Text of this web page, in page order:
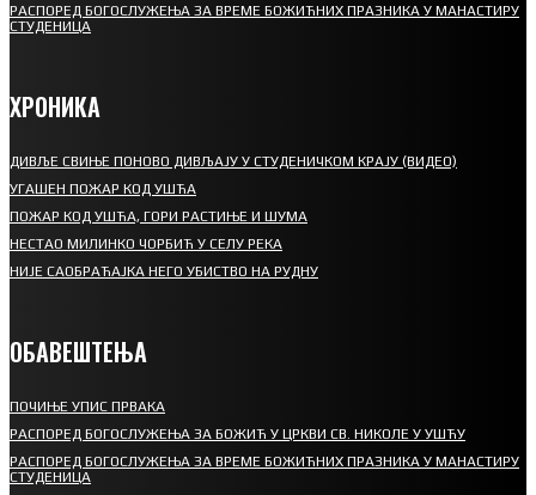
РАСПОРЕД БОГОСЛУЖЕЊА ЗА ВРЕМЕ БОЖИЋНИХ ПРАЗНИКА У МАНАСТИРУ
СТУДЕНИЦА
ХРОНИКА
ДИВЉЕ СВИЊЕ ПОНОВО ДИВЉАЈУ У СТУДЕНИЧКОМ КРАЈУ (ВИДЕО)
УГАШЕН ПОЖАР КОД УШЋА
ПОЖАР КОД УШЋА, ГОРИ РАСТИЊЕ И ШУМА
НЕСТАО МИЛИНКО ЧОРБИЋ У СЕЛУ РЕКА
НИЈЕ САОБРАЋАЈКА НЕГО УБИСТВО НА РУДНУ
ОБАВЕШТЕЊА
ПОЧИЊЕ УПИС ПРВАКА
РАСПОРЕД БОГОСЛУЖЕЊА ЗА БОЖИЋ У ЦРКВИ СВ. НИКОЛЕ У УШЋУ
РАСПОРЕД БОГОСЛУЖЕЊА ЗА ВРЕМЕ БОЖИЋНИХ ПРАЗНИКА У МАНАСТИРУ
СТУДЕНИЦА